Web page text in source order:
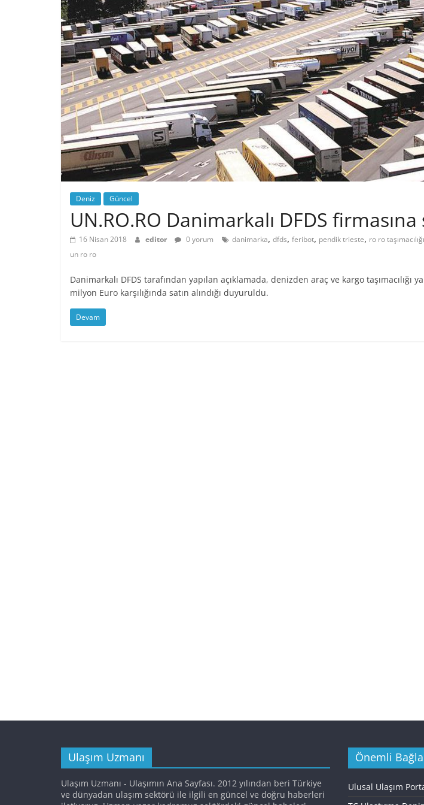
Deniz Güncel
UN.RO.RO Danimarkalı DFDS firmasına
16 Nisan 2018 editor 0 yorum danimarka, dfds, feribot, pendik trieste, ro ro taşımacılığı
un ro ro
Danimarkalı DFDS tarafından yapılan açıklamada, denizden araç ve kargo taşımacılığı
milyon Euro karşılığında satın alındığı duyuruldu.
Devam
Ulaşım Uzmanı
Ulaşım Uzmanı - Ulaşımın Ana Sayfası. 2012 yılından beri Türkiye
ve dünyadan ulaşım sektörü ile ilgili en güncel ve doğru haberleri
Önemli
Ulusal Ulaşım